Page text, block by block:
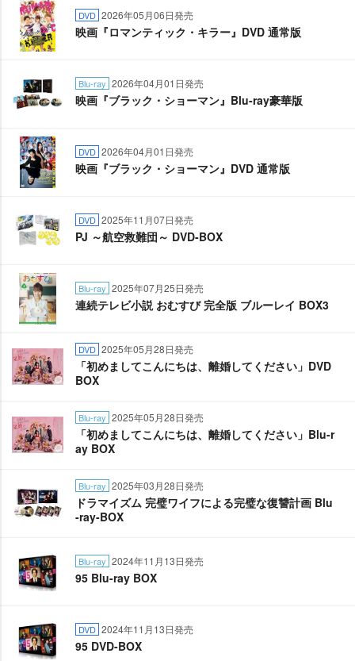
DVD 2026年05月06日発売
映画『ロマンティック・キラー』DVD 通常版
Blu-ray 2026年04月01日発売
映画『ブラック・ショーマン』Blu-ray豪華版
DVD 2026年04月01日発売
映画『ブラック・ショーマン』DVD 通常版
DVD 2025年11月07日発売
PJ ～航空救難団～ DVD-BOX
Blu-ray 2025年07月25日発売
連続テレビ小説 おむすび 完全版 ブルーレイ BOX3
DVD 2025年05月28日発売
「初めましてこんにちは、離婚してください」DVD
BOX
Blu-ray 2025年05月28日発売
「初めましてこんにちは、離婚してください」Blu-r
ay BOX
Blu-ray 2025年03月28日発売
ドラマイズム 完璧ワイフによる完璧な復讐計画 Blu
-ray-BOX
Blu-ray 2024年11月13日発売
95 Blu-ray BOX
DVD 2024年11月13日発売
95 DVD-BOX